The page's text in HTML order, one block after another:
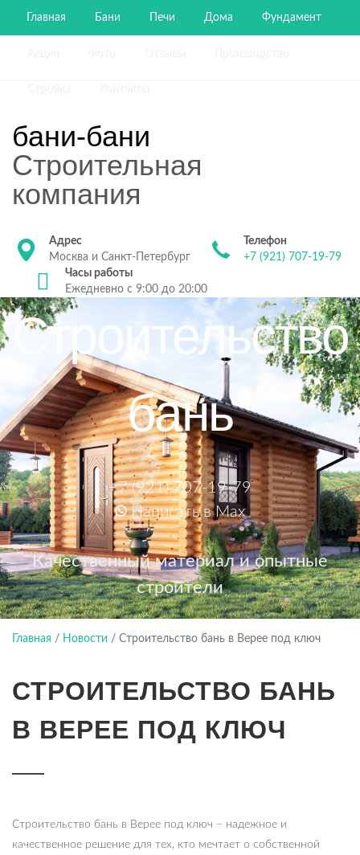
Главная Бани Печи Дома Фундамент
бани-бани
Строительная
компания
Адрес
Москва и Санкт-Петербург
Телефон
+7 (921) 707-19-79
Часы работы
Ежедневно с 9:00 до 20:00
Строительство
бань
+7 (921) 707-19-79
Написать в Max
Качественный материал и опытные
строители
Главная / Новости / Строительство бань в Верее под ключ
СТРОИТЕЛЬСТВО БАНЬ
В ВЕРЕЕ ПОД КЛЮЧ
Строительство бань в Верее под ключ – надежное и
качественное решение для тех, кто мечтает о собственной